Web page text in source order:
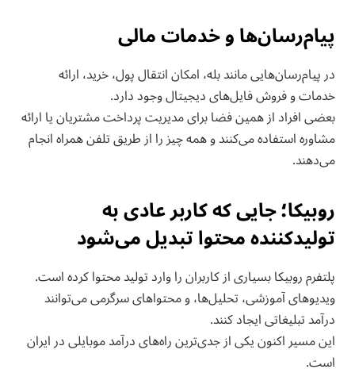
پیام‌رسان‌ها و خدمات مالی
در پیام‌رسان‌هایی مانند بله، امکان انتقال پول، خرید، ارائه
خدمات و فروش فایل‌های دیجیتال وجود دارد.
بعضی افراد از همین فضا برای مدیریت پرداخت مشتریان یا ارائه
مشاوره استفاده می‌کنند و همه چیز را از طریق تلفن همراه انجام
می‌دهند.
روبیکا؛ جایی که کاربر عادی به
تولیدکننده محتوا تبدیل می‌شود
پلتفرم روبیکا بسیاری از کاربران را وارد تولید محتوا کرده است.
ویدیوهای آموزشی، تحلیل‌ها، و محتواهای سرگرمی می‌توانند
درآمد تبلیغاتی ایجاد کنند.
این مسیر اکنون یکی از جدی‌ترین راه‌های درآمد موبایلی در ایران
است.